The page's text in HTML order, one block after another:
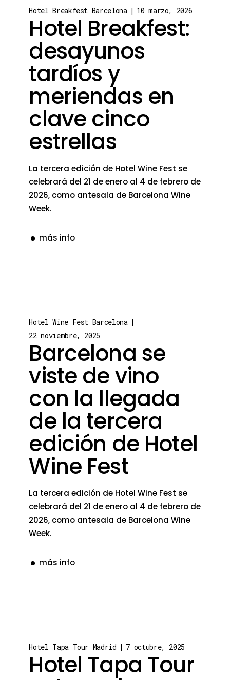
Hotel Breakfest Barcelona 10 marzo, 2026
Hotel Breakfest:
desayunos
tardíos y
meriendas en
clave cinco
estrellas
La tercera edición de Hotel Wine Fest se
celebrará del 21 de enero al 4 de febrero de
2026, como antesala de Barcelona Wine
Week.
más info
Hotel Wine Fest Barcelona
22 noviembre, 2025
Barcelona se
viste de vino
con la llegada
de la tercera
edición de Hotel
Wine Fest
La tercera edición de Hotel Wine Fest se
celebrará del 21 de enero al 4 de febrero de
2026, como antesala de Barcelona Wine
Week.
más info
Hotel Tapa Tour Madrid 7 octubre, 2025
Hotel Tapa Tour